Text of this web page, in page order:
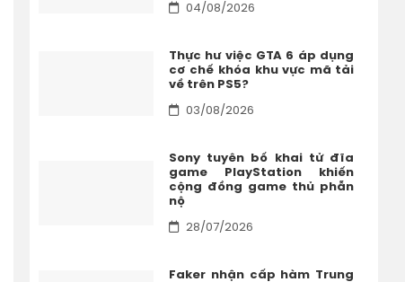
04/08/2026
Thực hư việc GTA 6 áp dụng
cơ chế khóa khu vực mã tải
về trên PS5?
03/08/2026
Sony tuyên bố khai tử đĩa
game PlayStation khiến
cộng đồng game thủ phẫn
nộ
28/07/2026
Faker nhận cấp hàm Trung